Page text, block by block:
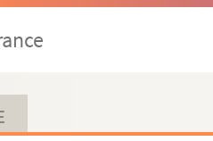
au bénéfice du collège de